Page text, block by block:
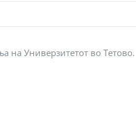
на Универзитетот во Тетово.